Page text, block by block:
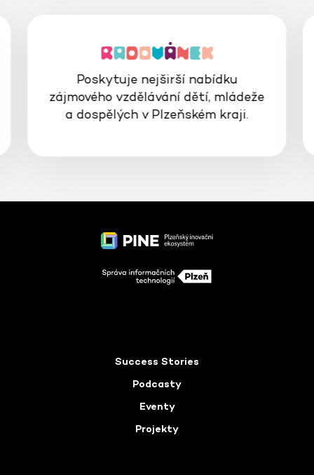
Poskytuje nejširší nabídku
zájmového vzdělávání dětí, mládeže
a dospělých v Plzeňském kraji.
Success Stories
Podcasty
Eventy
Projekty